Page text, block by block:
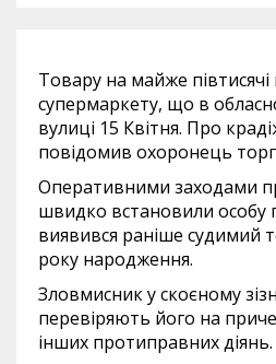
Товару на майже півтисячі
супермаркету, що в
вулиці 15 Квітня. Про
повідомив охоронець
Оперативними заходами
швидко встановили особу
виявився раніше судимий
року народження.
Зловмисник у скоєному
перевіряють його на
інших протиправних діянь.